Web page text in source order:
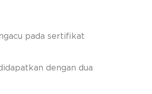
pada sertifikat
dengan dua